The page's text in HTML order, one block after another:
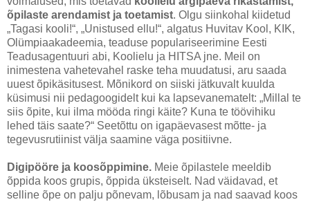
õpilaste arendamist ja toetamist. Olgu siinkohal kiidetud
„Tagasi kooli!“, „Unistused ellu!“, algatus Huvitav Kool, KIK,
Olümpiaakadeemia, teaduse populariseerimine Eesti
Teadusagentuuri abi, Koolielu ja HITSA jne. Meil on
inimestena vahetevahel raske teha muudatusi, aru saada
uuest õpikäsitusest. Mõnikord on siiski jätkuvalt kuulda
küsimusi nii pedagoogidelt kui ka lapsevanematelt: „Millal te
siis õpite, kui ilma mööda ringi käite? Kuna te töövihiku
lehed täis saate?“ Seetõttu on igapäevasest mõtte- ja
tegevusrutiinist välja saamine väga positiivne.
Digipööre ja koosõppimine. Meie õpilastele meeldib
õppida koos grupis, õppida üksteiselt. Nad väidavad, et
selline õpe on palju põnevam, lõbusam ja nad saavad koos